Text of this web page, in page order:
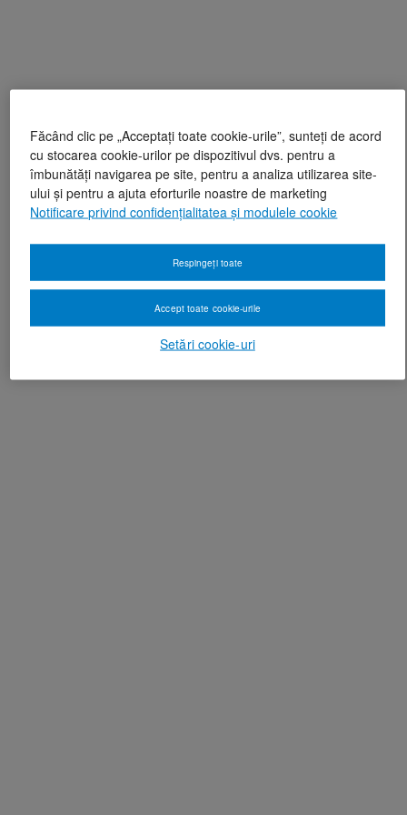
Făcând clic pe „Acceptați toate cookie-urile”, sunteți de acord
cu stocarea cookie-urilor pe dispozitivul dvs. pentru a
îmbunătăți navigarea pe site, pentru a analiza utilizarea site-
ului și pentru a ajuta eforturile noastre de marketing
Notificare privind confidențialitatea și modulele cookie
Setări cookie-uri
Respingeți toate
Accept toate cookie-urile